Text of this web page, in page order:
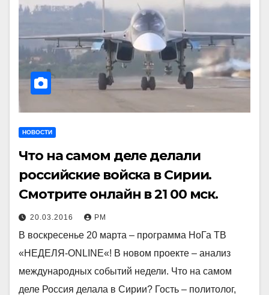
НОВОСТИ
Что на самом деле делали
российские войска в Сирии.
Смотрите онлайн в 21 00 мск.
20.03.2016 РМ
В воскресенье 20 марта – программа НоГа ТВ
«НЕДЕЛЯ-ONLINE«! В новом проекте – анализ
международных событий недели. Что на самом
деле Россия делала в Сирии? Гость – политолог,